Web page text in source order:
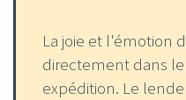
La joie et l'émotion
directement dans
expédition. Le